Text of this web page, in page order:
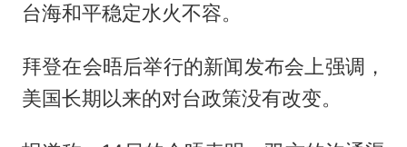
台海和平稳定水火不容。
拜登在会晤后举行的新闻发布会上强调，
美国长期以来的对台政策没有改变。